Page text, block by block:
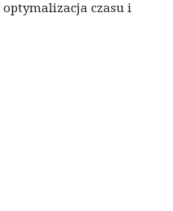
optymalizacja czasu i